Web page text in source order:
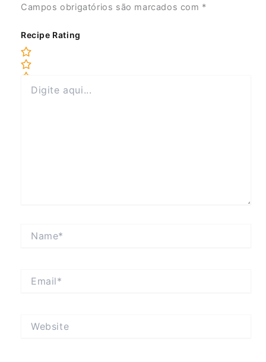
Campos obrigatórios são marcados com *
Recipe Rating
aqui...